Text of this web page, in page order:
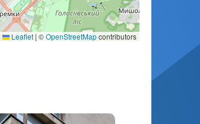
Leaflet | ©OpenStreetMapcontributors